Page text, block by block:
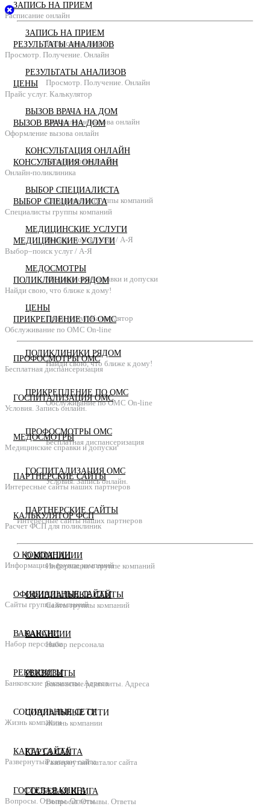
ЗАПИСЬ НА ПРИЕМ
Расписание онлайн
РЕЗУЛЬТАТЫ АНАЛИЗОВ
Просмотр. Получение. Онлайн
ВЫЗОВ ВРАЧА НА ДОМ
Оформление вызова онлайн
КОНСУЛЬТАЦИЯ ОНЛАЙН
Онлайн-поликлиника
ВЫБОР СПЕЦИАЛИСТА
Специалисты группы компаний
МЕДИЦИНСКИЕ УСЛУГИ
Выбор–поиск услуг / А-Я
МЕДОСМОТРЫ
Медицинские справки и допуски
ЦЕНЫ
Прайс услуг. Калькулятор
ПОЛИКЛИНИКИ РЯДОМ
Найди свою, что ближе к дому!
ПРИКРЕПЛЕНИЕ ПО ОМС
Обслуживание по ОМС On-line
ПРОФОСМОТРЫ ОМС
Бесплатная диспансеризация
ГОСПИТАЛИЗАЦИЯ ОМС
Условия. Запись онлайн.
ПАРТНЕРСКИЕ САЙТЫ
Интересные сайты наших партнеров
О КОМПАНИИ
Информация о группе компаний
ОФИЦИАЛЬНЫЕ САЙТЫ
Сайты группы компаний
ВАКАНСИИ
Набор персонала
РЕКВИЗИТЫ
Банковские реквизиты. Адреса
СОЦИАЛЬНЫЕ СЕТИ
Жизнь компании
КАРТА САЙТА
Развернутый каталог сайта
ГОСТЕВАЯ КНИГА
Вопросы. Отзывы. Ответы
ЗАПИСЬ НА ПРИЕМ
Расписание онлайн
РЕЗУЛЬТАТЫ АНАЛИЗОВ
Просмотр. Получение. Онлайн
ЦЕНЫ
Прайс услуг. Калькулятор
ВЫЗОВ ВРАЧА НА ДОМ
Оформление вызова онлайн
КОНСУЛЬТАЦИЯ ОНЛАЙН
Онлайн-поликлиника
ВЫБОР СПЕЦИАЛИСТА
Специалисты группы компаний
МЕДИЦИНСКИЕ УСЛУГИ
Выбор–поиск услуг / А-Я
ПОЛИКЛИНИКИ РЯДОМ
Найди свою, что ближе к дому!
ПРИКРЕПЛЕНИЕ ПО ОМС
Обслуживание по ОМС On-line
ПРОФОСМОТРЫ ОМС
Бесплатная диспансеризация
ГОСПИТАЛИЗАЦИЯ ОМС
Условия. Запись онлайн.
МЕДОСМОТРЫ
Медицинские справки и допуски
ПАРТНЕРСКИЕ САЙТЫ
Интересные сайты наших партнеров
КАЛЬКУЛЯТОР ФСП
Расчет ФСП для поликлиник
О КОМПАНИИ
Информация о группе компаний
ОФИЦИАЛЬНЫЕ САЙТЫ
Сайты группы компаний
ВАКАНСИИ
Набор персонала
РЕКВИЗИТЫ
Банковские реквизиты. Адреса
СОЦИАЛЬНЫЕ СЕТИ
Жизнь компании
КАРТА САЙТА
Развернутый каталог сайта
ГОСТЕВАЯ КНИГА
Вопросы. Отзывы. Ответы